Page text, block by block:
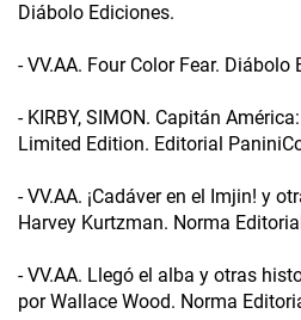
Diábolo Ediciones.
- VV.AA. Four Color Fear. Diábolo
- KIRBY, SIMON. Capitán
Limited Edition. Editorial
- VV.AA. ¡Cadáver en el Imjin! y
Harvey Kurtzman. Norma
- VV.AA. Llegó el alba y otras
por Wallace Wood. Norma